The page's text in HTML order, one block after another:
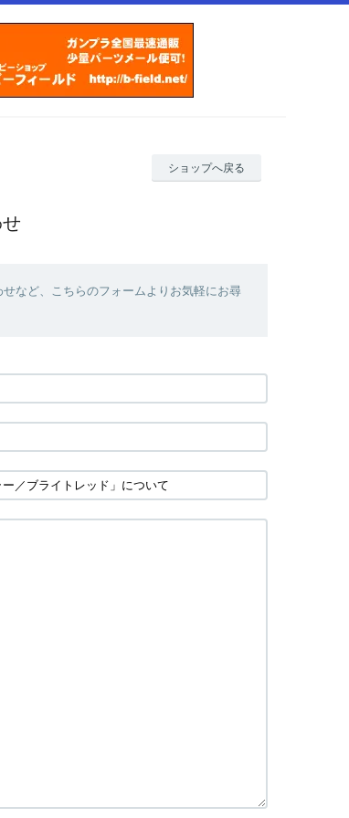
ショップへ戻る
など、こちらのフォームよりお気軽にお尋